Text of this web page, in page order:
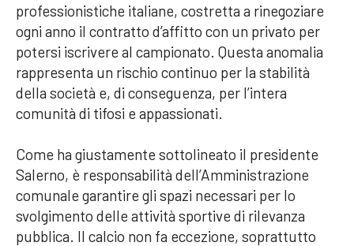
professionistiche italiane, costretta a rinegoziare
ogni anno il contratto d’affitto con un privato per
potersi iscrivere al campionato. Questa anomalia
rappresenta un rischio continuo per la stabilità
della società e, di conseguenza, per l’intera
comunità di tifosi e appassionati.
Come ha giustamente sottolineato il presidente
Salerno, è responsabilità dell’Amministrazione
comunale garantire gli spazi necessari per lo
svolgimento delle attività sportive di rilevanza
pubblica. Il calcio non fa eccezione, soprattutto